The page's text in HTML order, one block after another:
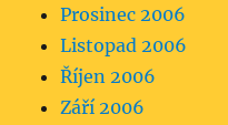
Prosinec 2006
Listopad 2006
Říjen 2006
Září 2006